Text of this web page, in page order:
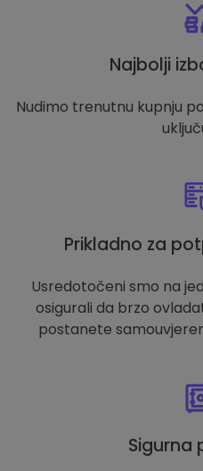
Najbolji
Nudimo trenutnu kupnju
Prikladno za
Usredotočeni smo na
osigurali da brzo
postanete
Sigurna